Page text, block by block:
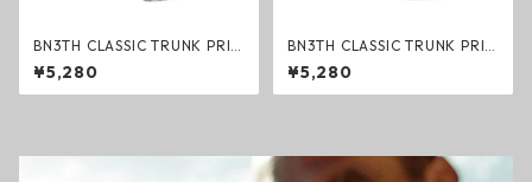
BN3TH CLASSIC TRUNK PRIN
T SPACE COWBOY-SAND ボ
クサーパンツ トランクス カウ
ボーイ ベニス スポーツ マイパ
¥5,280
BN3TH CLASSIC TRUNK PRIN
T BAFFALO CHECK FOG ボク
サーパンツ トランクス チェッ
ク ベニス スポーツ マイパッケ
¥5,280